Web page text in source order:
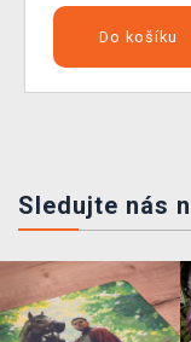
Do košíku
Sledujte nás